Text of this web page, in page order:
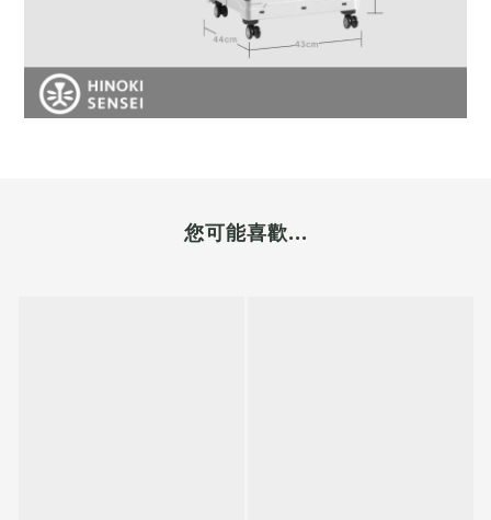
您可能喜歡...